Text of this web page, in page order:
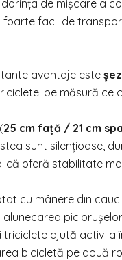
de mișcare a
facil de
avantaje este
pe măsură ce
25 cm față / 21 cm
sunt silențioase,
oferă stabilitate
cu mânere din
triciclete ajută activ la
bicicletă pe două